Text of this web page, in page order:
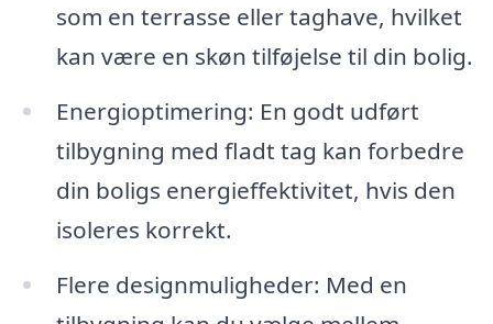
som en terrasse eller taghave, hvilket
kan være en skøn tilføjelse til din bolig.
Energioptimering: En godt udført
tilbygning med fladt tag kan forbedre
din boligs energieffektivitet, hvis den
isoleres korrekt.
Flere designmuligheder: Med en